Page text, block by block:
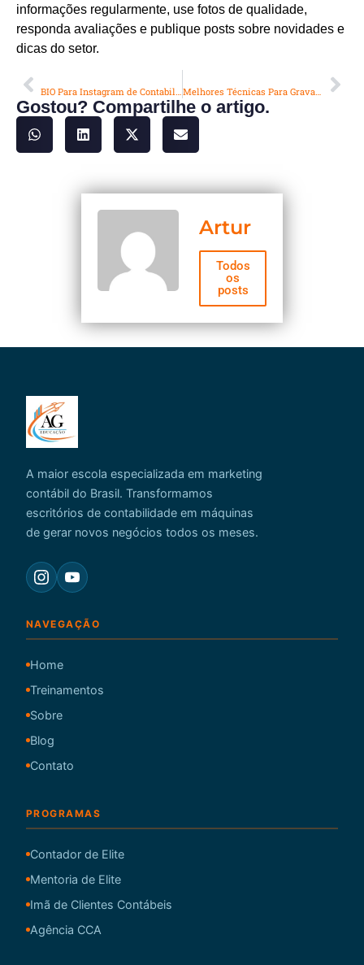
informações regularmente, use fotos de qualidade,
responda avaliações e publique posts sobre novidades e
dicas do setor.
BIO Para Instagram de Contabilidade: Como Atrair Clientes Certos Com Frases Que Vendem Melhores Técnicas Para Gravar Podcast: Guia Completo Para Qualidade Profissional em Casa
Gostou? Compartilhe o artigo.
Artur
Todos
os
posts
A maior escola especializada em marketing
contábil do Brasil. Transformamos
escritórios de contabilidade em máquinas
de gerar novos negócios todos os meses.
NAVEGAÇÃO
Home
Treinamentos
Sobre
Blog
Contato
PROGRAMAS
Contador de Elite
Mentoria de Elite
Imã de Clientes Contábeis
Agência CCA